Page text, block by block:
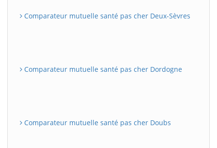
Comparateur mutuelle santé pas cher Deux-Sèvres
Comparateur mutuelle santé pas cher Dordogne
Comparateur mutuelle santé pas cher Doubs